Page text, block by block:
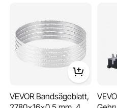
Schnitte durch sanften
Möbelschnitzerei, Schnitzereien
VEVOR Bandsägeblatt,